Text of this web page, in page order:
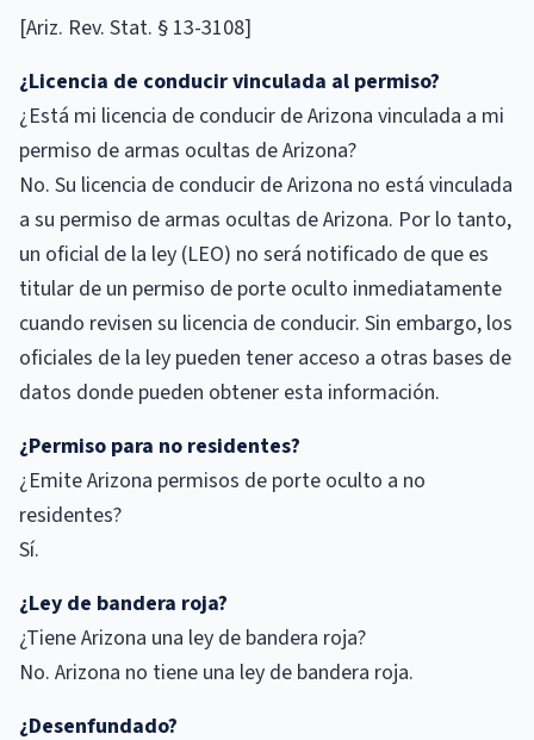
[Ariz. Rev. Stat. § 13-3108]
¿Licencia de conducir vinculada al permiso?
¿Está mi licencia de conducir de Arizona vinculada a mi
permiso de armas ocultas de Arizona?
No. Su licencia de conducir de Arizona no está vinculada
a su permiso de armas ocultas de Arizona. Por lo tanto,
un oficial de la ley (LEO) no será notificado de que es
titular de un permiso de porte oculto inmediatamente
cuando revisen su licencia de conducir. Sin embargo, los
oficiales de la ley pueden tener acceso a otras bases de
datos donde pueden obtener esta información.
¿Permiso para no residentes?
¿Emite Arizona permisos de porte oculto a no
residentes?
Sí.
¿Ley de bandera roja?
¿Tiene Arizona una ley de bandera roja?
No. Arizona no tiene una ley de bandera roja.
¿Desenfundado?